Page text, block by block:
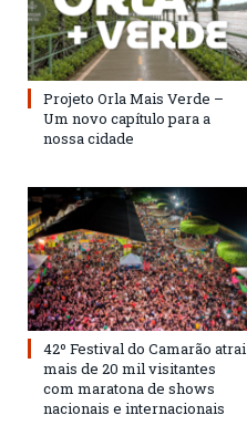
Projeto Orla Mais Verde –
Um novo capítulo para a
nossa cidade
42º Festival do Camarão atrai
mais de 20 mil visitantes
com maratona de shows
nacionais e internacionais